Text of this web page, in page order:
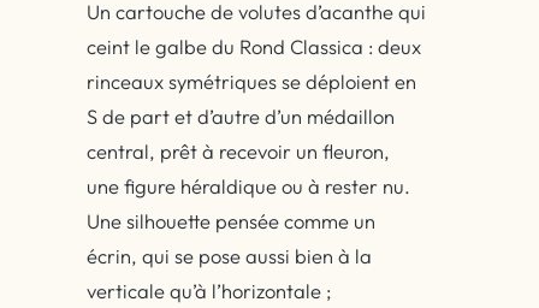
Un cartouche de volutes d’acanthe qui
ceint le galbe du Rond Classica : deux
rinceaux symétriques se déploient en
S de part et d’autre d’un médaillon
central, prêt à recevoir un fleuron,
une figure héraldique ou à rester nu.
Une silhouette pensée comme un
écrin, qui se pose aussi bien à la
verticale qu’à l’horizontale ;